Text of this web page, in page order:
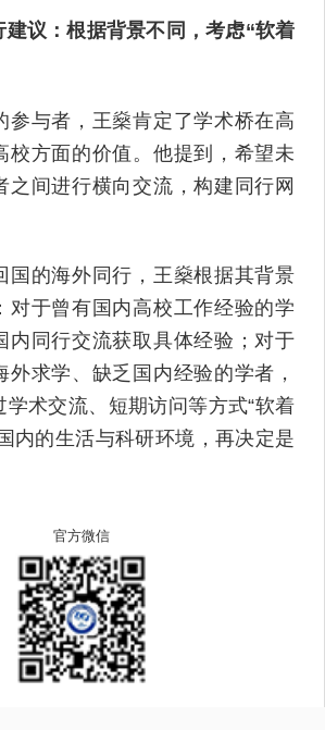
建议：根据背景不同，考虑“软着
与者，王燊肯定了学术桥在高
校方面的价值。他提到，希望未
之间进行横向交流，构建同行网
的海外同行，王燊根据其背景
对于曾有国内高校工作经验的学
内同行交流获取具体经验；对于
外求学、缺乏国内经验的学者，
学术交流、短期访问等方式“软着
内的生活与科研环境，再决定是
官方微信